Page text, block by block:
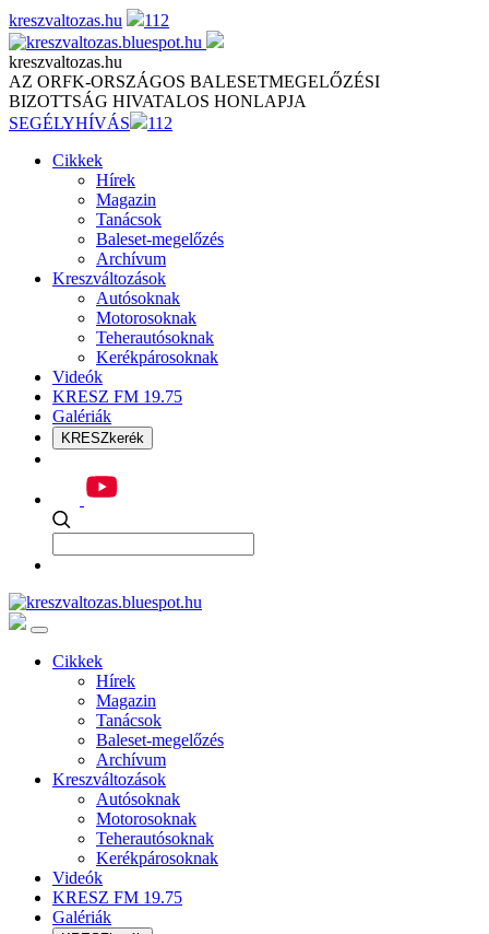
Skip
to
content
kreszvaltozas.hu 112
kreszvaltozas.hu
AZ ORFK-ORSZÁGOS BALESETMEGELŐZÉSI
BIZOTTSÁG HIVATALOS HONLAPJA
SEGÉLYHÍVÁS
112
Cikkek
Hírek
Magazin
Tanácsok
Baleset-megelőzés
Archívum
Kreszváltozások
Autósoknak
Motorosoknak
Teherautósoknak
Kerékpárosoknak
Videók
KRESZ FM 19.75
Galériák
KRESZkerék
Cikkek
Hírek
Magazin
Tanácsok
Baleset-megelőzés
Archívum
Kreszváltozások
Autósoknak
Motorosoknak
Teherautósoknak
Kerékpárosoknak
Videók
KRESZ FM 19.75
Galériák